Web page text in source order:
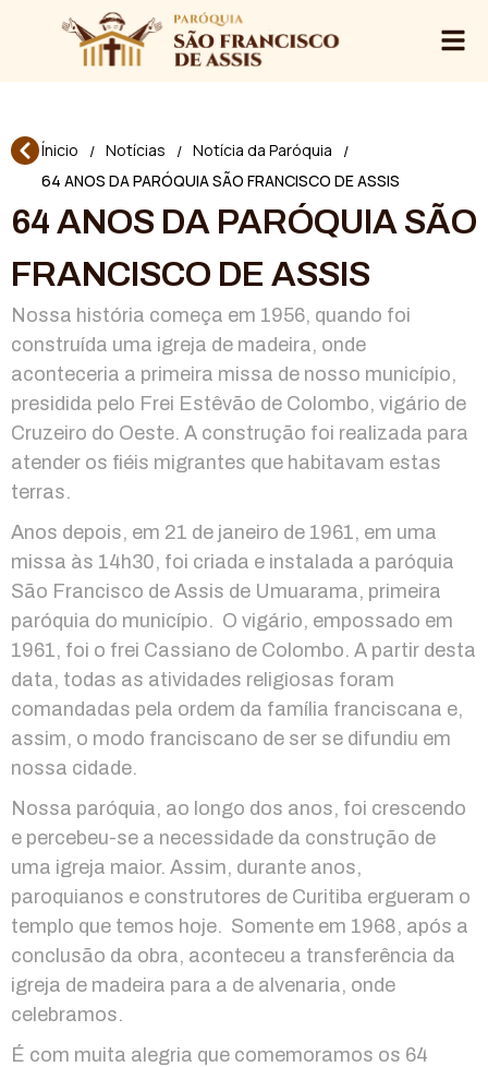
Ínicio / Notícias / Notícia da Paróquia
/
64 ANOS DA PARÓQUIA SÃO FRANCISCO DE ASSIS
64 ANOS DA PARÓQUIA SÃO
FRANCISCO DE ASSIS
Nossa história começa em 1956, quando foi
construída uma igreja de madeira, onde
aconteceria a primeira missa de nosso município,
presidida pelo Frei Estêvão de Colombo, vigário de
Cruzeiro do Oeste. A construção foi realizada para
atender os fiéis migrantes que habitavam estas
terras.
Anos depois, em 21 de janeiro de 1961, em uma
missa às 14h30, foi criada e instalada a paróquia
São Francisco de Assis de Umuarama, primeira
paróquia do município. O vigário, empossado em
1961, foi o frei Cassiano de Colombo. A partir desta
data, todas as atividades religiosas foram
comandadas pela ordem da família franciscana e,
assim, o modo franciscano de ser se difundiu em
nossa cidade.
Nossa paróquia, ao longo dos anos, foi crescendo
e percebeu-se a necessidade da construção de
uma igreja maior. Assim, durante anos,
paroquianos e construtores de Curitiba ergueram o
templo que temos hoje. Somente em 1968, após a
conclusão da obra, aconteceu a transferência da
igreja de madeira para a de alvenaria, onde
celebramos.
É com muita alegria que comemoramos os 64